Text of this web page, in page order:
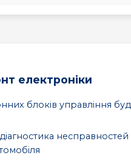
електроніки
блоків управління
несправностей